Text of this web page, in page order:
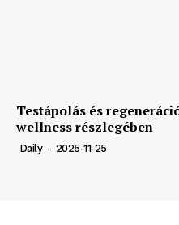
Testápolás és
wellness részlegében
Daily - 2025-11-25